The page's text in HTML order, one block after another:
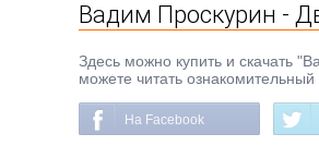
Вадим Проскурин -
Здесь можно купить и скачать
можете читать
На Facebook